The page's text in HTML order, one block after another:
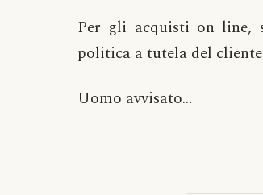
Per gli acquisti on line,
politica a tutela del
Uomo avvisato…